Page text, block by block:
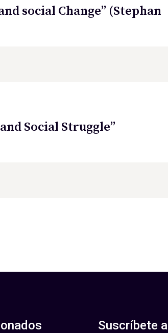
social Change” (Stephan
Social Struggle”
Suscríbete a